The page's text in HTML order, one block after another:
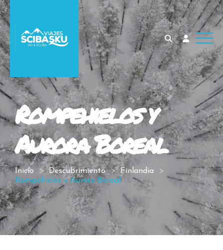
Rompehielos y
Aurora Boreal
Inicio Descubrimiento
Finlandia
Rompehielos y Aurora Boreal